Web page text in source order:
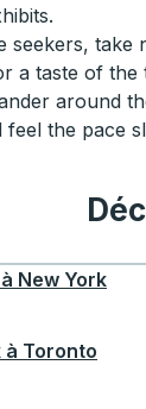
seekers, take
a taste of
around
feel the pace
à New York
à Toronto